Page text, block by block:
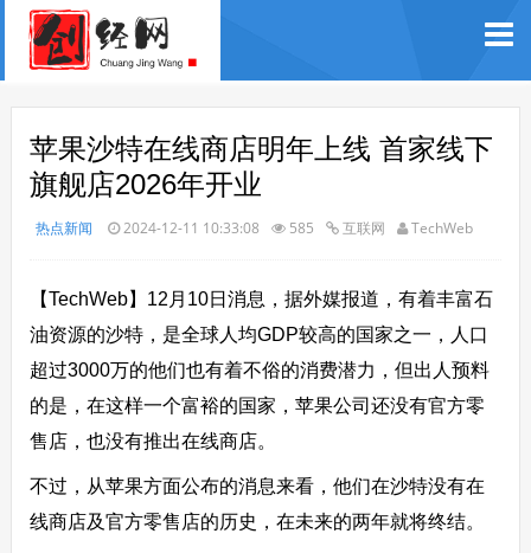
苹果沙特在线商店明年上线 首家线下
旗舰店2026年开业
热点新闻 2024-12-11 10:33:08 585 互联网 TechWeb
【TechWeb】12月10日消息，据外媒报道，有着丰富石
油资源的沙特，是全球人均GDP较高的国家之一，人口
超过3000万的他们也有着不俗的消费潜力，但出人预料
的是，在这样一个富裕的国家，苹果公司还没有官方零
售店，也没有推出在线商店。
不过，从苹果方面公布的消息来看，他们在沙特没有在
线商店及官方零售店的历史，在未来的两年就将终结。